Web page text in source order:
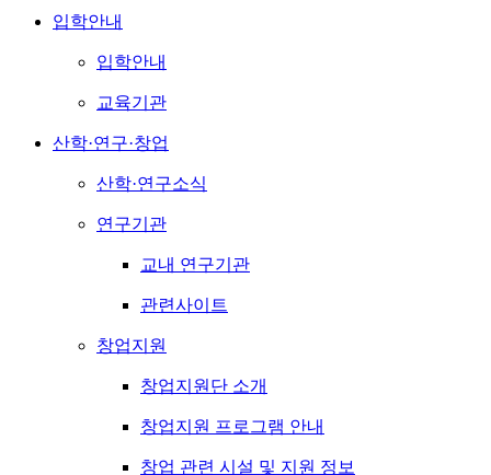
입학안내
입학안내
교육기관
산학·연구·창업
산학·연구소식
연구기관
교내 연구기관
관련사이트
창업지원
창업지원단 소개
창업지원 프로그램 안내
창업 관련 시설 및 지원 정보